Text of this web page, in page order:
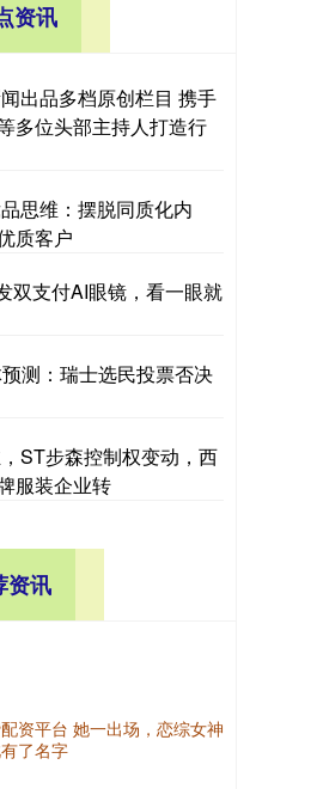
资讯
出品多档原创栏目 携手
多位头部主持人打造行
思维：摆脱同质化内
质客户
双支付AI眼镜，看一眼就
测：瑞士选民投票否决
ST步森控制权变动，西
服装企业转
资讯
资平台 她一出场，恋综女神
了名字